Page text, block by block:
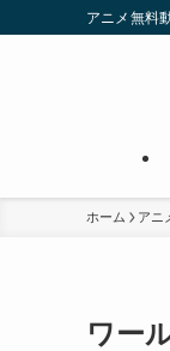
アニメ無料
ホーム アニ
ワー